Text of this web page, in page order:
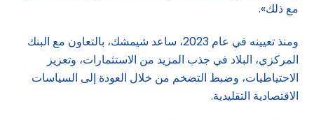
مع ذلك».
ومنذ تعيينه في عام 2023، ساعد شيمشك، بالتعاون مع البنك
المركزي، البلاد في جذب المزيد من الاستثمارات، وتعزيز
الاحتياطيات، وضبط التضخم من خلال العودة إلى السياسات
الاقتصادية التقليدية.